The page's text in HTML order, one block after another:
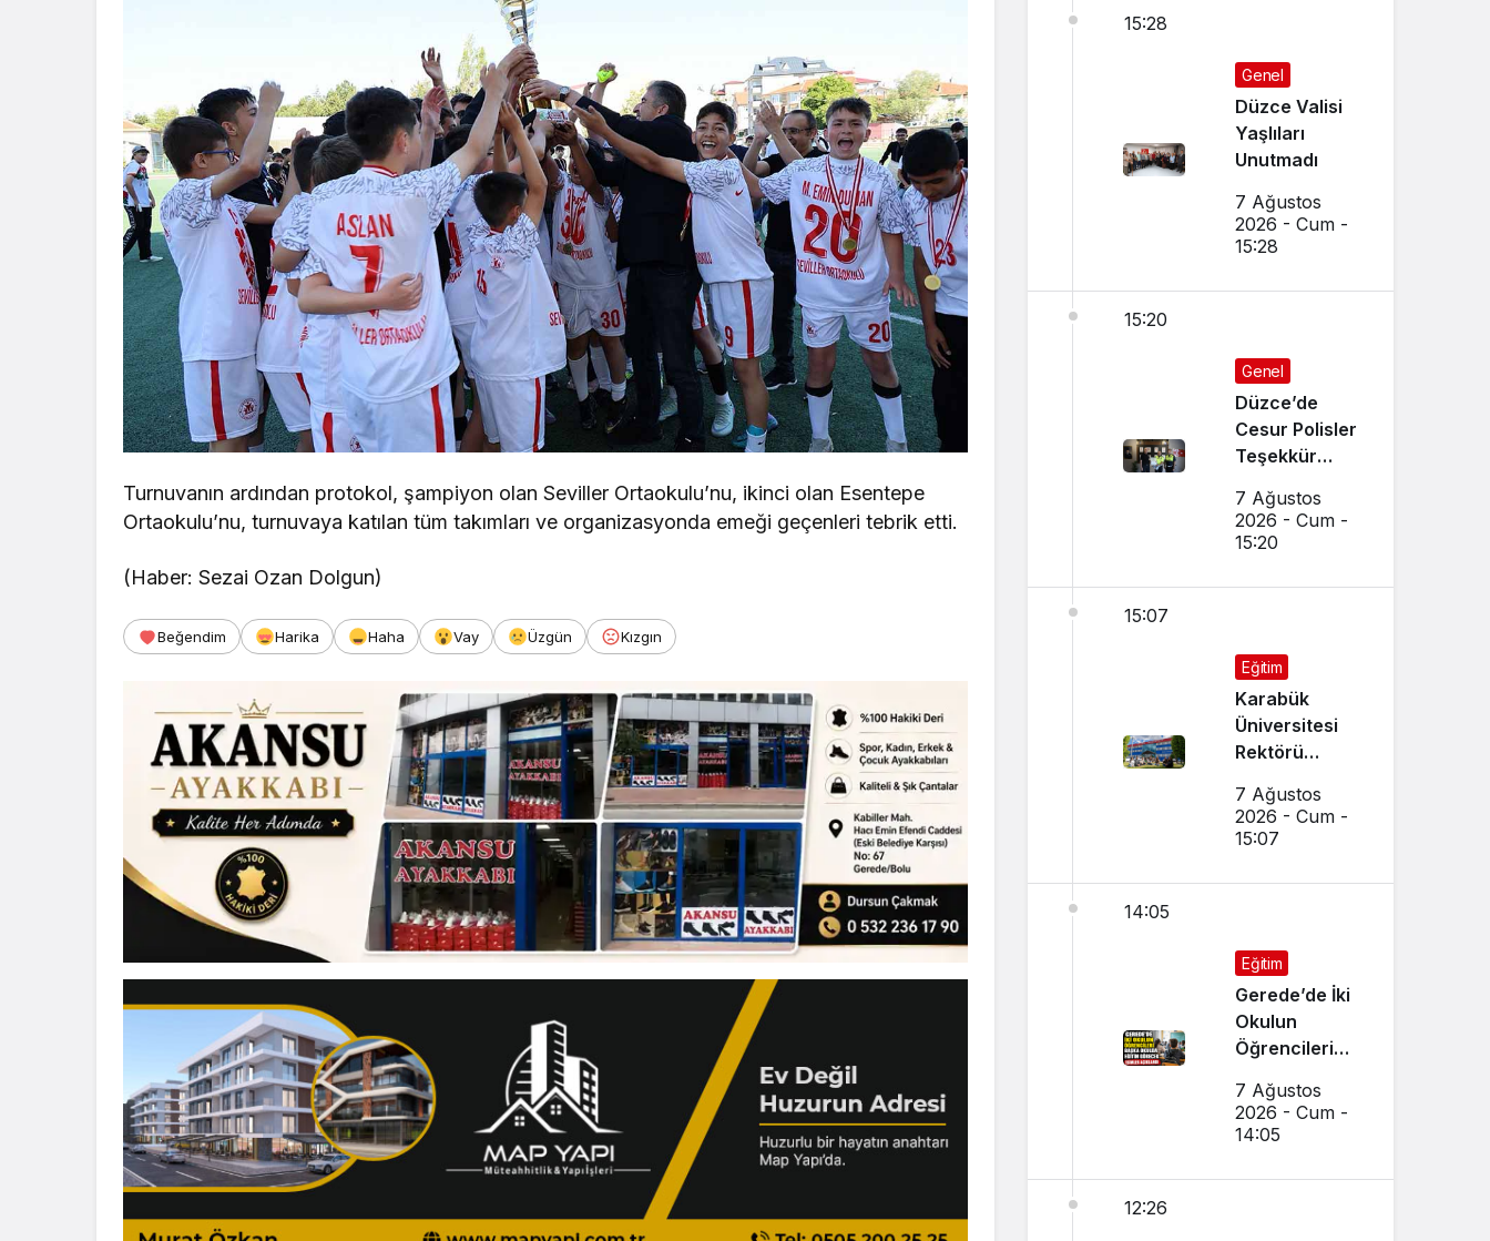
Turnuvanın ardından protokol, şampiyon olan Seviller Ortaokulu’nu, ikinci olan Esentepe
Ortaokulu’nu, turnuvaya katılan tüm takımları ve organizasyonda emeği geçenleri tebrik etti.
(Haber: Sezai Ozan Dolgun)
Beğendim Harika Haha Vay Üzgün Kızgın
15:28
Genel
Düzce Valisi
Yaşlıları
Unutmadı
7 Ağustos
2026 - Cum -
15:28
15:20
Genel
Düzce’de
Cesur Polisler
Teşekkür
7 Ağustos
2026 - Cum -
15:20
15:07
Eğitim
Karabük
Üniversitesi
Rektörü
Aday
Öğrencilere
7 Ağustos
2026 - Cum -
15:07
14:05
Eğitim
Gerede’de İki
Okulun
Öğrencileri
Eğitim
Görecek
7 Ağustos
2026 - Cum -
14:05
12:26